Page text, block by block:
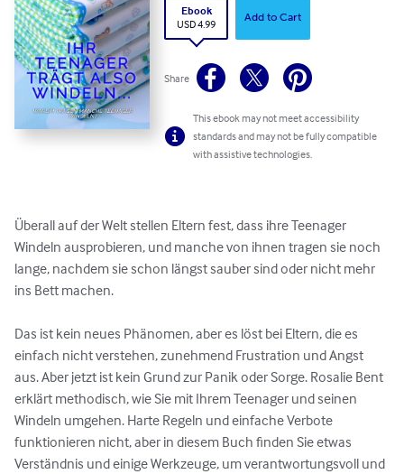
Ebook
USD 4.99
Add to Cart
Share
This ebook may not meet accessibility
standards and may not be fully compatible
with assistive technologies.
Überall auf der Welt stellen Eltern fest, dass ihre Teenager
Windeln ausprobieren, und manche von ihnen tragen sie noch
lange, nachdem sie schon längst sauber sind oder nicht mehr
ins Bett machen.
Das ist kein neues Phänomen, aber es löst bei Eltern, die es
einfach nicht verstehen, zunehmend Frustration und Angst
aus. Aber jetzt ist kein Grund zur Panik oder Sorge. Rosalie Bent
erklärt methodisch, wie Sie mit Ihrem Teenager und seinen
Windeln umgehen. Harte Regeln und einfache Verbote
funktionieren nicht, aber in diesem Buch finden Sie etwas
Verständnis und einige Werkzeuge, um verantwortungsvoll und